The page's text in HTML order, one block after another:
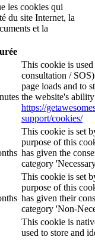
les cookies qui
du site Internet, la
et la
This cookie is
consultation /
page loads and to
the website's
https://
support/cookies/
This cookie is set
purpose of this
has given the
category
This cookie is set
purpose of this
has given their
category 'Non-
This cookie is
used to store and